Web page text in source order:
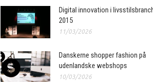
Digital innovation i
2015
11/03/2026
Danskerne shopper fashion på
udenlandske webshops
10/03/2026